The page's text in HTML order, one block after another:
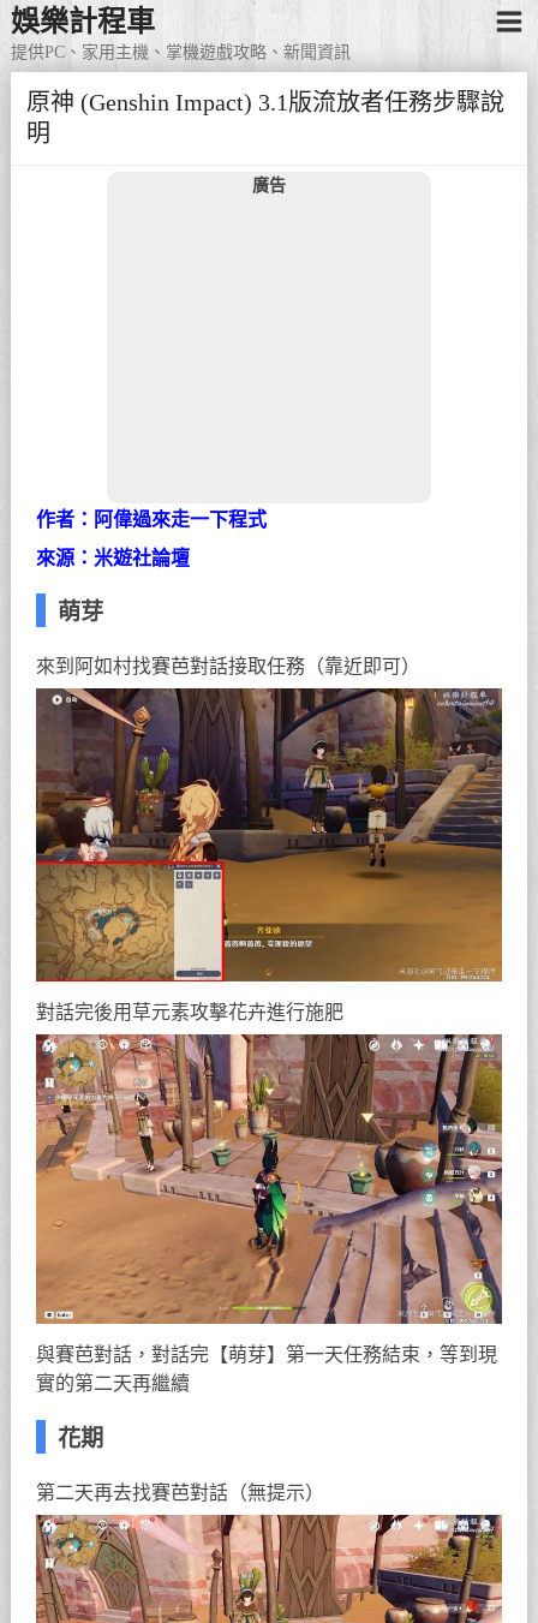
娛樂計程車
提供PC、家用主機、掌機遊戲攻略、新聞資訊
原神 (Genshin Impact) 3.1版流放者任務步驟說
明
廣告
作者：阿偉過來走一下程式
來源：米遊社論壇
萌芽
來到阿如村找賽芭對話接取任務（靠近即可）
對話完後用草元素攻擊花卉進行施肥
與賽芭對話，對話完【萌芽】第一天任務結束，等到現
實的第二天再繼續
花期
第二天再去找賽芭對話（無提示）